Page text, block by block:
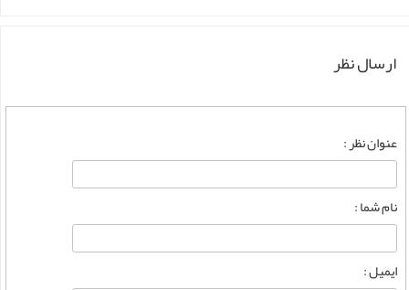
ارسال نظر
عنوان نظر :
نام شما :
ایمیل :